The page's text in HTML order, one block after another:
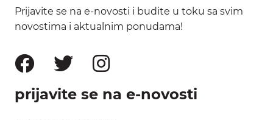
Prijavite se na e-novosti i budite u toku sa svim
novostima i aktualnim ponudama!
prijavite se na e-novosti